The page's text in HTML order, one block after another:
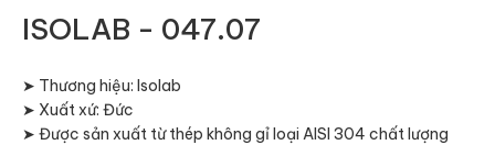
ISOLAB - 047.07
➤ Thương hiệu: Isolab
➤ Xuất xứ: Đức
➤ Được sản xuất từ thép không gỉ loại AISI 304 chất lượng